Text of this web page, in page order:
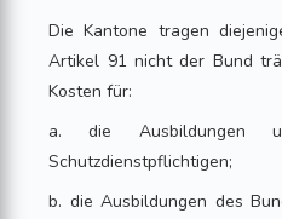
Die Kantone tragen
Artikel 91 nicht der Bund
Kosten für:
a. die Ausbildungen
Schutzdienstpflichtigen;
b. die Ausbildungen des